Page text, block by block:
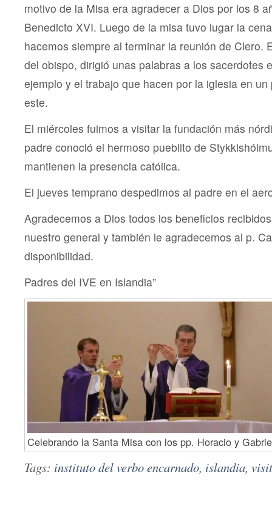
motivo de la Misa era agradecer a Dios por los 8
Benedicto XVI. Luego de la misa tuvo lugar la
hacemos siempre al terminar la reunión de Clero.
del obispo, dirigió unas palabras a los sacerdotes
ejemplo y el trabajo que hacen por la iglesia en
este.
El miércoles fuimos a visitar la fundación más
padre conoció el hermoso pueblito de
mantienen la presencia católica.
El jueves temprano despedimos al padre en el
Agradecemos a Dios todos los beneficios
nuestro general y también le agradecemos al p.
disponibilidad.
Padres del IVE en Islandia”
Celebrando la Santa Misa con los pp. Horacio y
Tags: instituto del verbo encarnado, islandia,